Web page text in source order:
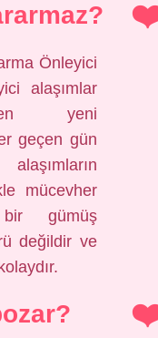
Önleyici
alaşımlar
yeni
geçen gün
mücevher
bir gümüş
değildir ve